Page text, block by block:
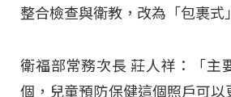
整合檢查與衛教，改為「包裹式
衛福部常務次長 莊人祥：「主
個，兒童預防保健這個照戶可以